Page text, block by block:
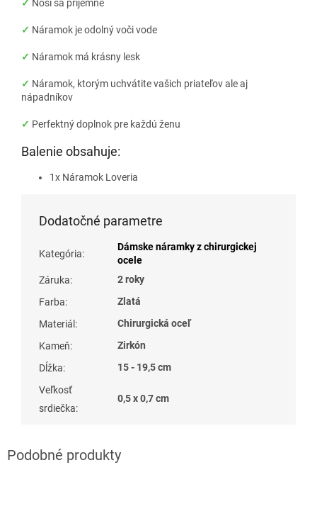
✓ Nosí sa príjemne
✓ Náramok je odolný voči vode
✓ Náramok má krásny lesk
✓ Náramok, ktorým uchvátite vašich priateľov ale aj
nápadníkov
✓ Perfektný doplnok pre každú ženu
Balenie obsahuje:
1x Náramok Loveria
Dodatočné parametre
Kategória:
Dámske náramky z chirurgickej
ocele
Záruka:
2 roky
Farba:
Zlatá
Materiál :
Chirurgická oceľ
Kameň:
Zirkón
Dĺžka:
15 - 19,5 cm
Veľkosť
srdiečka:
0,5 x 0,7 cm